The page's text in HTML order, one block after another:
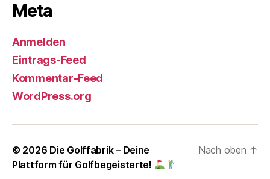
Meta
Anmelden
Eintrags-Feed
Kommentar-Feed
WordPress.org
© 2026 Die Golffabrik – Deine
Plattform für Golfbegeisterte!
Nach oben ↑